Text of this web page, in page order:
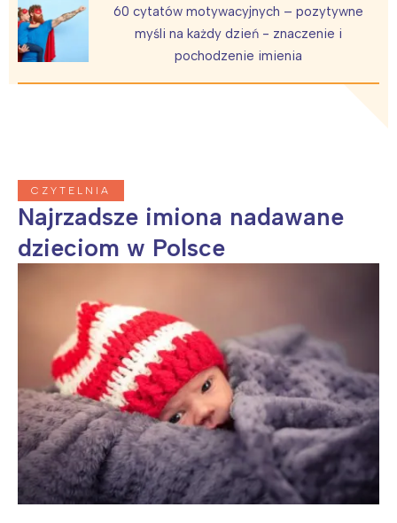
60 cytatów motywacyjnych – pozytywne
myśli na każdy dzień - znaczenie i
pochodzenie imienia
CZYTELNIA
Najrzadsze imiona nadawane
dzieciom w Polsce